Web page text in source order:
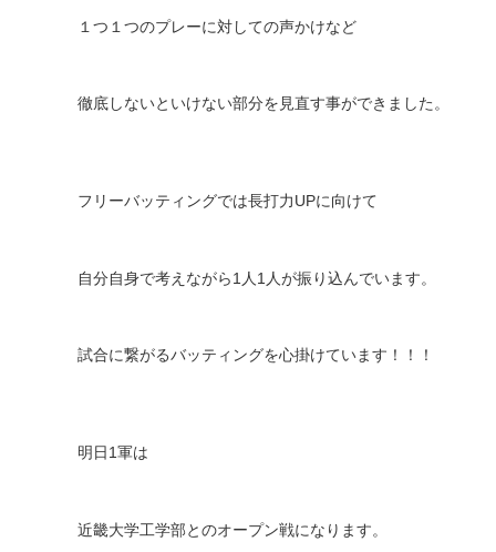
１つ１つのプレーに対しての声かけなど
徹底しないといけない部分を見直す事ができました。
フリーバッティングでは長打力UPに向けて
自分自身で考えながら1 人 1 人が振り込んでいます。
試合に繋がるバッティングを心掛けています！！！
明日1軍は
近畿大学工学部とのオープン戦になります。